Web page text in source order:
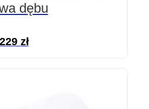
dębu
229 zł